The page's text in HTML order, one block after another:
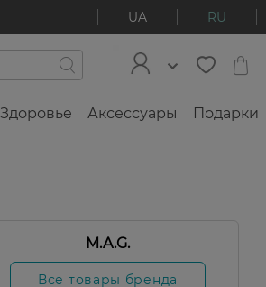
UA RU
Здоровье Аксессуары Подарки
M.A.G.
Все товары бренда